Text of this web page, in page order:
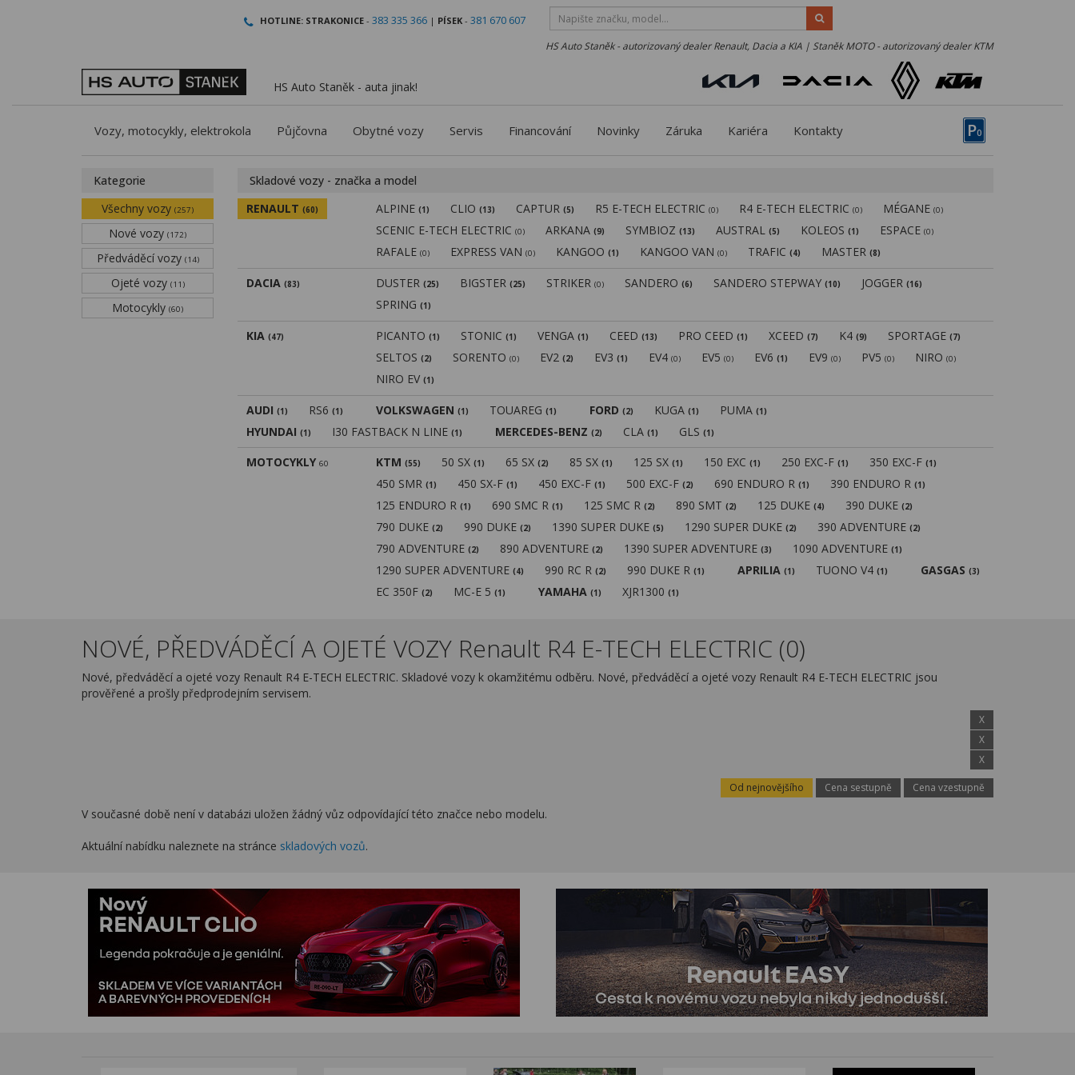
HOTLINE: STRAKONICE - 383 335 366 | PÍSEK - 381 670 607
HS Auto Staněk - autorizovaný dealer Renault, Dacia a KIA | Staněk MOTO - autorizovaný dealer KTM
HS Auto Staněk - auta jinak!
P0
Vozy, motocykly, elektrokola Půjčovna Obytné vozy Servis Financování Novinky Záruka Kariéra Kontakty
Kategorie
Všechny vozy (257)
Nové vozy (172)
Předváděcí vozy (14)
Ojeté vozy (11)
Motocykly (60)
Skladové vozy - značka a model
RENAULT (60) ALPINE(1) CLIO(13) CAPTUR(5) R5 E-TECH ELECTRIC(0) R4 E-TECH ELECTRIC(0) MÉGANE(0)
SCENIC E-TECH ELECTRIC(0) ARKANA(9) SYMBIOZ(13) AUSTRAL(5) KOLEOS(1) ESPACE(0)
RAFALE(0) EXPRESS VAN(0) KANGOO(1) KANGOO VAN(0) TRAFIC(4) MASTER(8)
DACIA (83) DUSTER(25) BIGSTER(25) STRIKER(0) SANDERO(6) SANDERO STEPWAY(10) JOGGER(16)
SPRING(1)
KIA (47) PICANTO(1) STONIC(1) VENGA(1) CEED(13) PRO CEED(1) XCEED(7) K4(9) SPORTAGE(7)
SELTOS(2) SORENTO(0) EV2(2) EV3(1) EV4(0) EV5(0) EV6(1) EV9(0) PV5(0) NIRO(0)
NIRO EV(1)
AUDI (1) RS6 (1) VOLKSWAGEN (1) TOUAREG (1) FORD (2) KUGA (1) PUMA (1)
HYUNDAI (1) I30 FASTBACK N LINE (1) MERCEDES-BENZ (2) CLA (1) GLS (1)
MOTOCYKLY 60 KTM (55) 50 SX(1) 65 SX(2) 85 SX(1) 125 SX(1) 150 EXC(1) 250 EXC-F(1) 350 EXC-F(1)
450 SMR(1) 450 SX-F(1) 450 EXC-F(1) 500 EXC-F(2) 690 ENDURO R(1) 390 ENDURO R(1)
125 ENDURO R(1) 690 SMC R(1) 125 SMC R(2) 890 SMT(2) 125 DUKE(4) 390 DUKE(2)
790 DUKE(2) 990 DUKE(2) 1390 SUPER DUKE(5) 1290 SUPER DUKE(2) 390 ADVENTURE(2)
790 ADVENTURE(2) 890 ADVENTURE(2) 1390 SUPER ADVENTURE(3) 1090 ADVENTURE(1)
1290 SUPER ADVENTURE(4) 990 RC R(2) 990 DUKE R(1) APRILIA (1) TUONO V4(1) GASGAS (3)
EC 350F(2) MC-E 5(1) YAMAHA (1) XJR1300(1)
NOVÉ, PŘEDVÁDĚCÍ A OJETÉ VOZY Renault R4 E-TECH ELECTRIC (0)
Nové, předváděcí a ojeté vozy Renault R4 E-TECH ELECTRIC. Skladové vozy k okamžitému odběru. Nové, předváděcí a ojeté vozy Renault R4 E-TECH ELECTRIC jsou
prověřené a prošly předprodejním servisem.
X
X
X
Od nejnovějšího Cena sestupně Cena vzestupně
V současné době není v databázi uložen žádný vůz odpovídající této značce nebo modelu.
Aktuální nabídku naleznete na stránce skladových vozů.